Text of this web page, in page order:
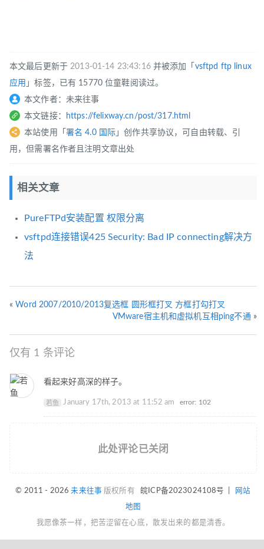
本文最后更新于2013-01-14 23:43:16并被添加「 vsftpd ftp linux
应用 」标签，已有 15770 位童鞋阅读过。
本文作者：未来往事
本文链接：
https://felixway.cn/post/317.html
本站使用「 署名 4.0 国际 」创作共享协议，可自由转载、引
用，但需署名作者且注明文章出处
相关文章
PureFTPd安装配置 权限分离
vsftpd连接错误425 Security: Bad IP connecting解决方
法
« Word 2007/2010/2013复选框 圆形框打叉 方框打勾打叉
VMware宿主机和虚拟机互相ping不通 »
仅有 1 条评论
看起来好高深的样子。
若鱼 January 17th, 2013 at 11:52 am error: 102
此处评论已关闭
© 2011 - 2026未来往事 版权所有 皖ICP备2023024108号 网站
地图
我愿像茶一样，把苦涩留在心底，散发出来的都是清香。